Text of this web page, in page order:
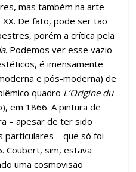
mas também na arte
De fato, pode ser tão
porém a crítica pela
. Podemos ver esse vazio
é imensamente
e pós-moderna) de
quadro L’Origine du
em 1866. A pintura de
– apesar de ter sido
particulares – que só foi
Coubert, sim, estava
uma cosmovisão